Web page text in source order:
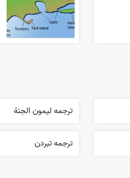
ترجمه ليمون الجنة
ترجمه تبردن